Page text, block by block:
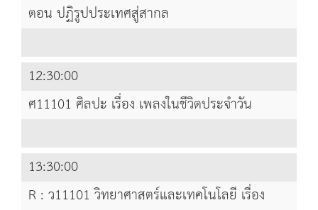
ตอน ปฏิรูปประเทศสู่สากล
12:30:00
ศ11101 ศิลปะ เรื่อง เพลงในชีวิตประจำวัน
13:30:00
R : ว11101 วิทยาศาสตร์และเทคโนโลยี เรื่อง